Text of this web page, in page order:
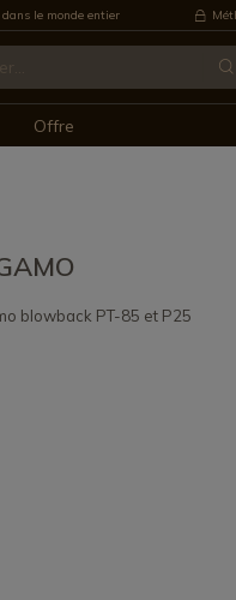
le monde entier
Offre
blowback PT-85 et P25